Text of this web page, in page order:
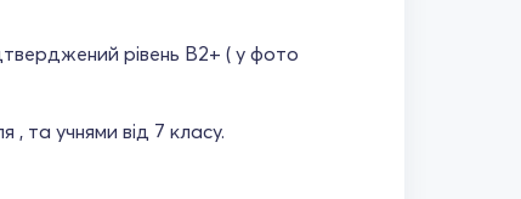
рівень В2+ ( у фото
та учнями від 7 класу.